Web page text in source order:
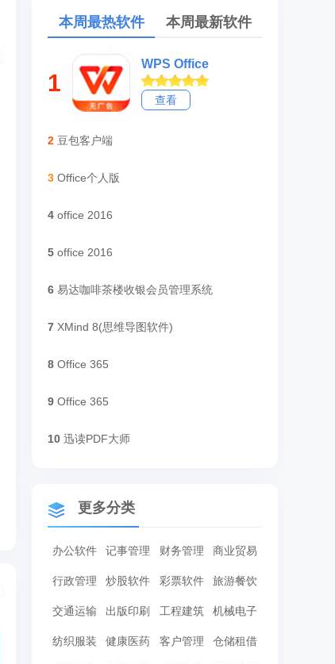
本周最热软件 本周最新软件
1
WPS Office
查看
2 豆包客户端
3 Office个人版
4 office 2016
5 office 2016
6 易达咖啡茶楼收银会员管理系统
7 XMind 8(思维导图软件)
8 Office 365
9 Office 365
10 迅读PDF大师
更多分类
办公软件 记事管理 财务管理 商业贸易
行政管理 炒股软件 彩票软件 旅游餐饮
交通运输 出版印刷 工程建筑 机械电子
纺织服装 健康医药 客户管理 仓储租借